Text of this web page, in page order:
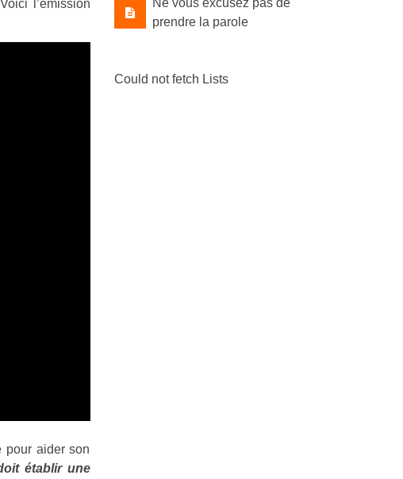
l’émission
pour aider son
établir une
Ne vous excusez pas de
prendre la parole
Could not fetch Lists